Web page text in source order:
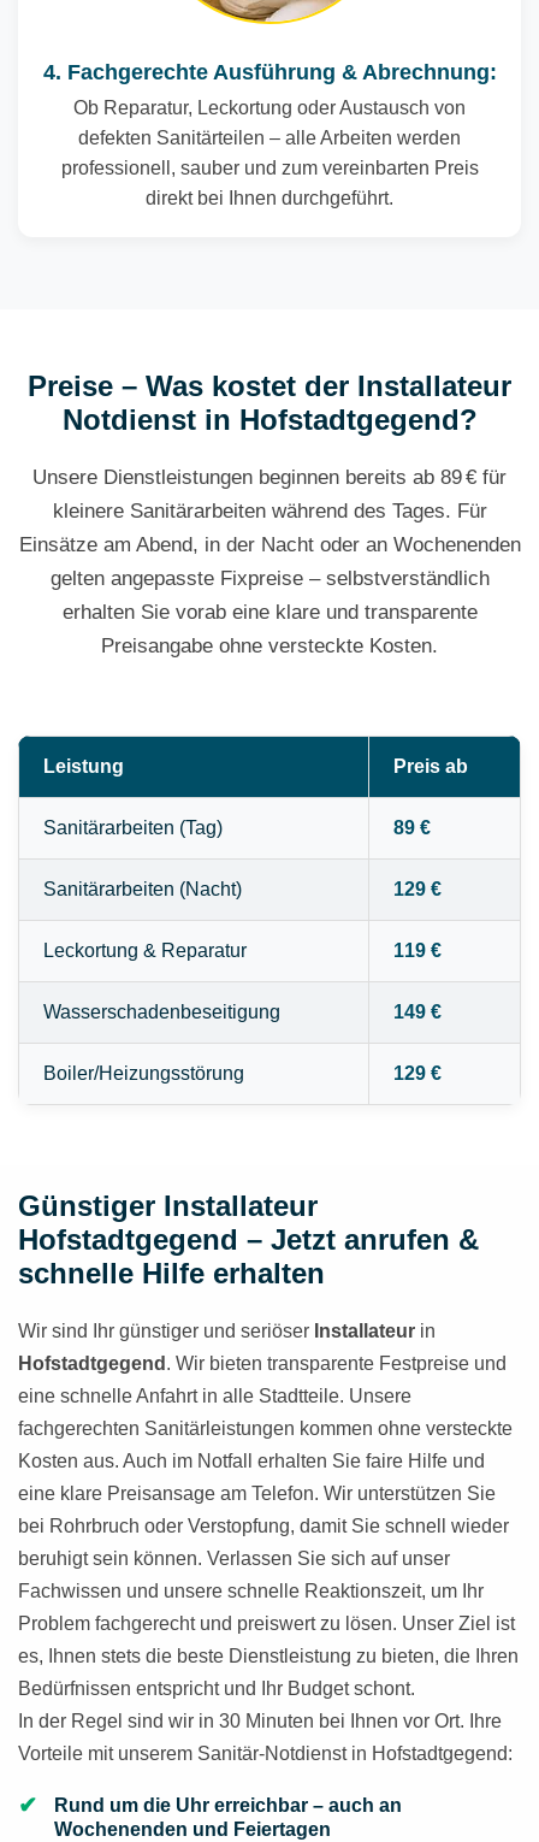
4. Fachgerechte Ausführung & Abrechnung:
Ob Reparatur, Leckortung oder Austausch von
defekten Sanitärteilen – alle Arbeiten werden
professionell, sauber und zum vereinbarten Preis
direkt bei Ihnen durchgeführt.
Preise – Was kostet der Installateur
Notdienst in Hofstadtgegend?
Unsere Dienstleistungen beginnen bereits ab 89 € für
kleinere Sanitärarbeiten während des Tages. Für
Einsätze am Abend, in der Nacht oder an Wochenenden
gelten angepasste Fixpreise – selbstverständlich
erhalten Sie vorab eine klare und transparente
Preisangabe ohne versteckte Kosten.
Leistung Preis ab
Sanitärarbeiten (Tag) 89 €
Sanitärarbeiten (Nacht) 129 €
Leckortung & Reparatur 119 €
Wasserschadenbeseitigung 149 €
Boiler/Heizungsstörung 129 €
Günstiger Installateur
Hofstadtgegend – Jetzt anrufen &
schnelle Hilfe erhalten
Wir sind Ihr günstiger und seriöser Installateur in
Hofstadtgegend . Wir bieten transparente Festpreise und
eine schnelle Anfahrt in alle Stadtteile. Unsere
fachgerechten Sanitärleistungen kommen ohne versteckte
Kosten aus. Auch im Notfall erhalten Sie faire Hilfe und
eine klare Preisansage am Telefon. Wir unterstützen Sie
bei Rohrbruch oder Verstopfung, damit Sie schnell wieder
beruhigt sein können. Verlassen Sie sich auf unser
Fachwissen und unsere schnelle Reaktionszeit, um Ihr
Problem fachgerecht und preiswert zu lösen. Unser Ziel ist
es, Ihnen stets die beste Dienstleistung zu bieten, die Ihren
Bedürfnissen entspricht und Ihr Budget schont.
In der Regel sind wir in 30 Minuten bei Ihnen vor Ort. Ihre
Vorteile mit unserem Sanitär-Notdienst in Hofstadtgegend:
Rund um die Uhr erreichbar – auch an
Wochenenden und Feiertagen